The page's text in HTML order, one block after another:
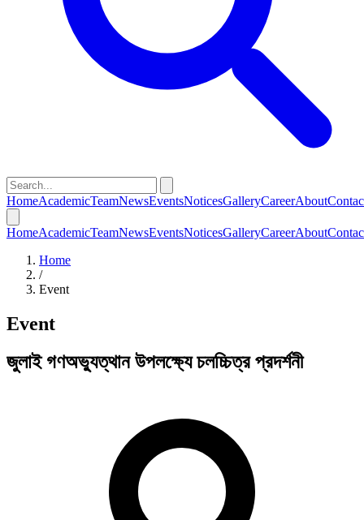
HomeAcademicTeamNewsEventsNoticesGalleryCareerAbout
HomeAcademicTeamNewsEventsNoticesGalleryCareerAbout
Home
/
Event
Event
জুলাই গণঅভ্যুত্থান উপলক্ষ্যে চলচ্চিত্র প্রদর্শনী